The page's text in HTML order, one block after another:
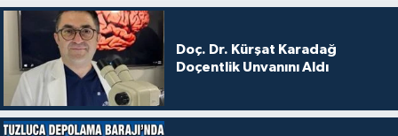
Doç. Dr. Kürşat Karadağ
Doçentlik Unvanını Aldı